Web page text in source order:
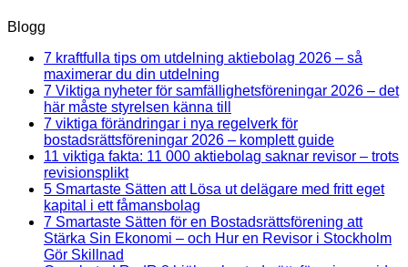
Blogg
7 kraftfulla tips om utdelning aktiebolag 2026 – så
maximerar du din utdelning
kommentarer
till
7
kraftfulla
tips
utdelning
2026
–
7 Viktiga nyheter för samfällighetsföreningar 2026 – det
här måste styrelsen känna till
kommentarer
till
7
nyheter
samfällighetsföreningar
2026
7 viktiga förändringar i nya regelverk för
bostadsrättsföreningar 2026 – komplett guideInga
7
i
11 viktiga fakta: 11 000 aktiebolag saknar revisor – trots
revisionspliktInga
kommentarer
till
11
viktiga
5 Smartaste Sätten att Lösa ut delägare med fritt eget
kapital i ett fåmansbolag
kommentarer
till
7 Smartaste Sätten för en Bostadsrättsförening att
Stärka Sin Ekonomi – och Hur en Revisor i Stockholm
Gör Skillnad